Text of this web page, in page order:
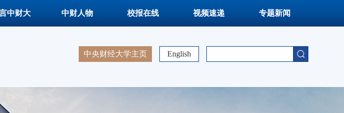
中财大 中财人物 校报在线 视频速递 专题新闻
English
中央财经大学主页